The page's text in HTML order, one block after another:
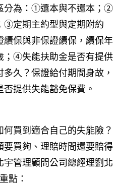
分為：①還本與不還本；②
③定期主約型與定期附約
續保與非保證續保，續保年
；④失能扶助金是否有提供
久？保證給付期間身故，
提供失能豁免保費。
買到適合自己的失能險？
買夠、理賠時間還要賠得
管理顧問公司總經理劉北
點：